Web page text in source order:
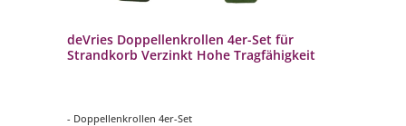
deVries Doppellenkrollen 4er-Set für
Strandkorb Verzinkt Hohe Tragfähigkeit
- Doppellenkrollen 4er-Set